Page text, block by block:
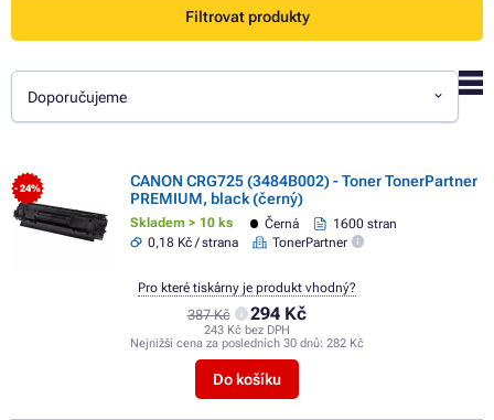
Filtrovat produkty
Doporučujeme
- 24%
CANON CRG725 (3484B002) - Toner TonerPartner
PREMIUM, black (černý)
Skladem > 10 ks Černá
1600 stran
0,18 Kč / strana
TonerPartner
387 Kč 294 Kč
243 Kč bez DPH
Nejnižší cena za posledních 30 dnů: 282 Kč
Do košíku
Pro které tiskárny je produkt vhodný?